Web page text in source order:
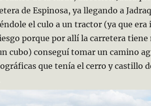
de Espinosa, ya llegando a
el culo a un tractor (ya que era
porque por allí la carretera tiene
cubo) conseguí tomar un camino
que tenía el cerro y castillo